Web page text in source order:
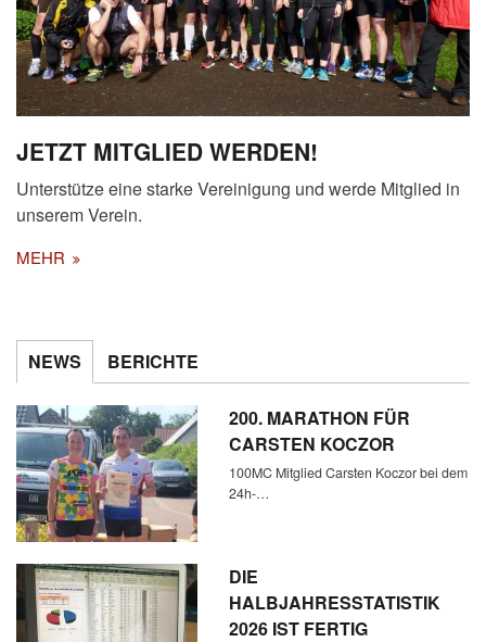
JETZT MITGLIED WERDEN!
Unterstütze eine starke Vereinigung und werde Mitglied in
unserem Verein.
MEHR
NEWS BERICHTE
200. MARATHON FÜR
CARSTEN KOCZOR
100MC Mitglied Carsten Koczor bei dem
24h-…
DIE
HALBJAHRESSTATISTIK
2026 IST FERTIG